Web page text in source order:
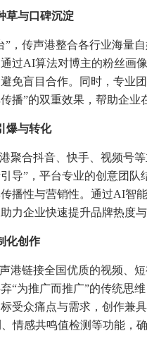
草与口碑沉淀
”，传声港整合各行业海量
过AI算法对博主的粉丝画
免盲目合作。同时，专业
播”的双重效果，帮助企
爆与转化
聚合抖音、快手、视频号
导”，平台专业的创意团
播性与营销性。通过AI智
力企业快速提升品牌热度
化创作
港链接全国优质的视频、
“为推广而推广”的传统思
受众痛点与需求，创作兼
情感共鸣值检测等功能，